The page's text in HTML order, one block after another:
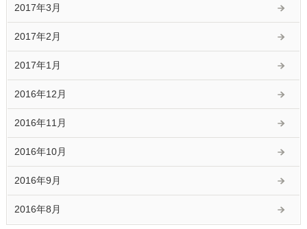
2017年3月
2017年2月
2017年1月
2016年12月
2016年11月
2016年10月
2016年9月
2016年8月